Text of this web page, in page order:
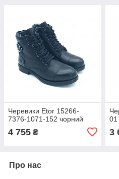
Черевики Etor 15266-
7376-1071-152 чорний
4 755 ₴
01
3
Про нас